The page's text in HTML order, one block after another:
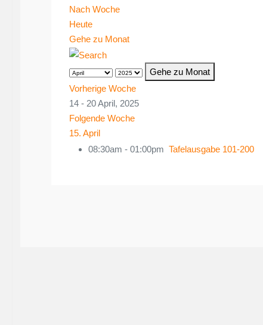
Nach Woche
Heute
Gehe zu Monat
Gehe zu Monat
Vorherige Woche
14 - 20 April, 2025
Folgende Woche
15. April
08:30am - 01:00pm Tafelausgabe 101-200